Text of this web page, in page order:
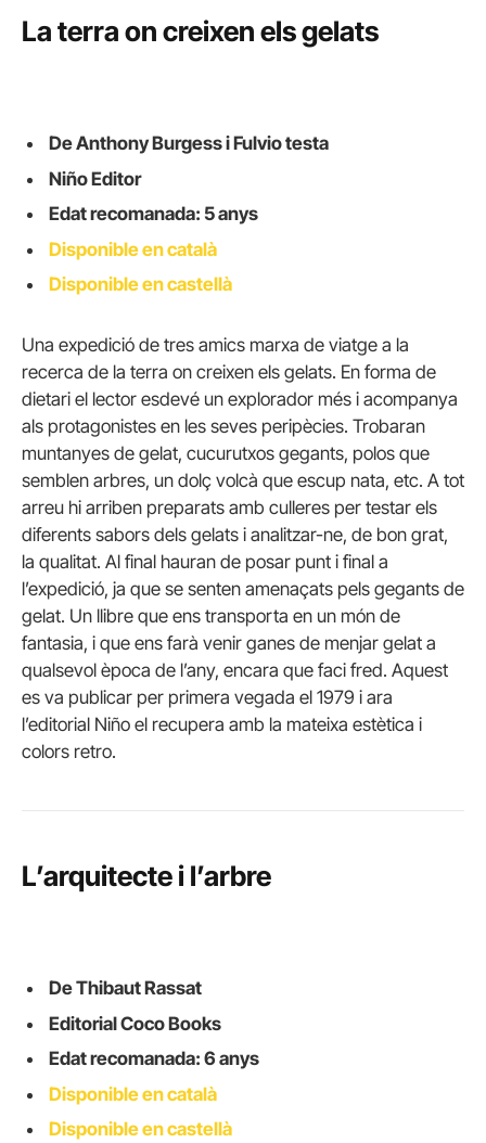
La terra on creixen els gelats
De Anthony Burgess i Fulvio testa
Niño Editor
Edat recomanada: 5 anys
Disponible en català
Disponible en castellà
Una expedició de tres amics marxa de viatge a la
recerca de la terra on creixen els gelats. En forma de
dietari el lector esdevé un explorador més i acompanya
als protagonistes en les seves peripècies. Trobaran
muntanyes de gelat, cucurutxos gegants, polos que
semblen arbres, un dolç volcà que escup nata, etc. A tot
arreu hi arriben preparats amb culleres per testar els
diferents sabors dels gelats i analitzar-ne, de bon grat,
la qualitat. Al final hauran de posar punt i final a
l’expedició, ja que se senten amenaçats pels gegants de
gelat. Un llibre que ens transporta en un món de
fantasia, i que ens farà venir ganes de menjar gelat a
qualsevol època de l’any, encara que faci fred. Aquest
es va publicar per primera vegada el 1979 i ara
l’editorial Niño el recupera amb la mateixa estètica i
colors retro.
L’arquitecte i l’arbre
De Thibaut Rassat
Editorial Coco Books
Edat recomanada: 6 anys
Disponible en català
Disponible en castellà